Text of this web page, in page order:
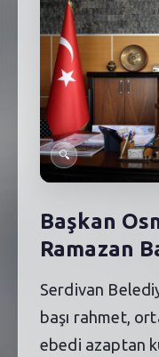
🔍
Başkan
Ramazan
Serdivan
başı rahmet,
ebedi azaptan
E